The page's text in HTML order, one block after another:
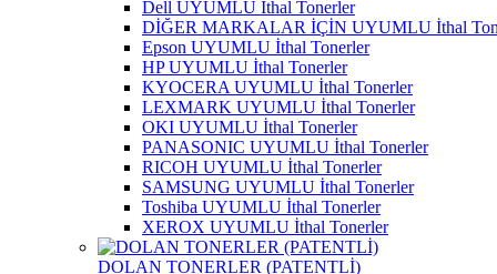
Dell UYUMLU İthal Tonerler
DİĞER MARKALAR İÇİN UYUMLU İthal
Epson UYUMLU İthal Tonerler
HP UYUMLU İthal Tonerler
KYOCERA UYUMLU İthal Tonerler
LEXMARK UYUMLU İthal Tonerler
OKI UYUMLU İthal Tonerler
PANASONIC UYUMLU İthal Tonerler
RICOH UYUMLU İthal Tonerler
SAMSUNG UYUMLU İthal Tonerler
Toshiba UYUMLU İthal Tonerler
XEROX UYUMLU İthal Tonerler
DOLAN TONERLER (PATENTLİ)